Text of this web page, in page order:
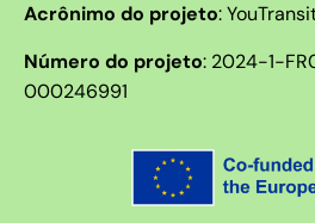
Acrônimo do projeto:
Número do projeto: 2024-1-
000246991